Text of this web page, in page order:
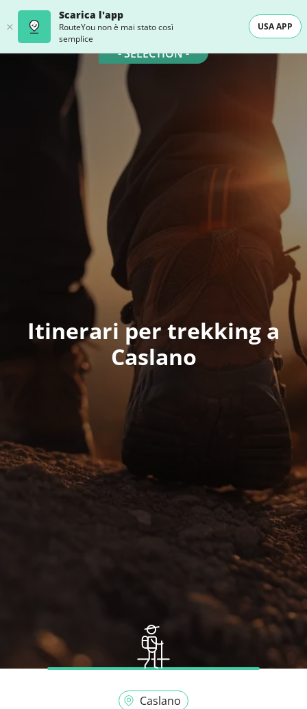
Scarica l'app
RouteYou non è mai stato così
semplice
USA APP
- SELECTION -
Itinerari per trekking a
Caslano
Caslano